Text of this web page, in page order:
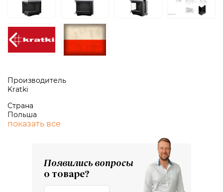
Производитель
Kratki
Страна
Польша
показать все
Появились вопросы
о товаре?